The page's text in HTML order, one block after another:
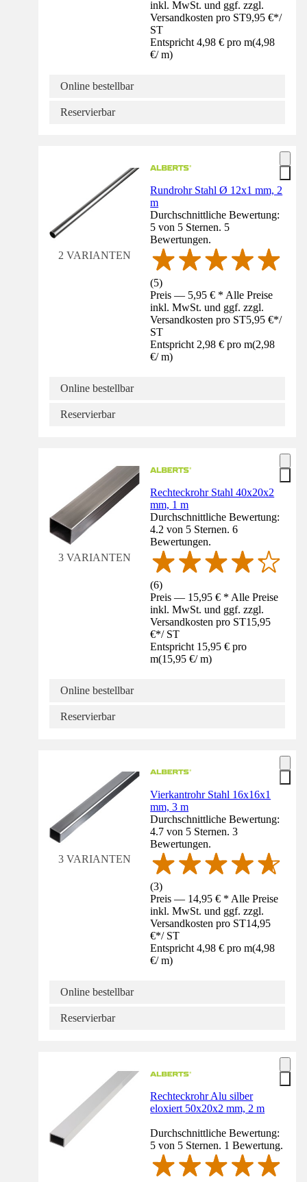
inkl. MwSt. und ggf. zzgl.
Versandkosten pro ST9,95 €*/
ST
Entspricht 4,98 € pro m(4,98
€/ m)
Online bestellbar
Reservierbar
2 VARIANTEN
Rundrohr Stahl Ø 12x1 mm, 2
m
Durchschnittliche Bewertung:
5 von 5 Sternen. 5
Bewertungen.
(5)
Preis — 5,95 € * Alle Preise
inkl. MwSt. und ggf. zzgl.
Versandkosten pro ST5,95 €*/
ST
Entspricht 2,98 € pro m(2,98
€/ m)
Online bestellbar
Reservierbar
3 VARIANTEN
Rechteckrohr Stahl 40x20x2
mm, 1 m
Durchschnittliche Bewertung:
4.2 von 5 Sternen. 6
Bewertungen.
(6)
Preis — 15,95 € * Alle Preise
inkl. MwSt. und ggf. zzgl.
Versandkosten pro ST15,95
€*/ ST
Entspricht 15,95 € pro
m(15,95 €/ m)
Online bestellbar
Reservierbar
3 VARIANTEN
Vierkantrohr Stahl 16x16x1
mm, 3 m
Durchschnittliche Bewertung:
4.7 von 5 Sternen. 3
Bewertungen.
(3)
Preis — 14,95 € * Alle Preise
inkl. MwSt. und ggf. zzgl.
Versandkosten pro ST14,95
€*/ ST
Entspricht 4,98 € pro m(4,98
€/ m)
Online bestellbar
Reservierbar
Rechteckrohr Alu silber
eloxiert 50x20x2 mm, 2 m
Durchschnittliche Bewertung:
5 von 5 Sternen. 1 Bewertung.